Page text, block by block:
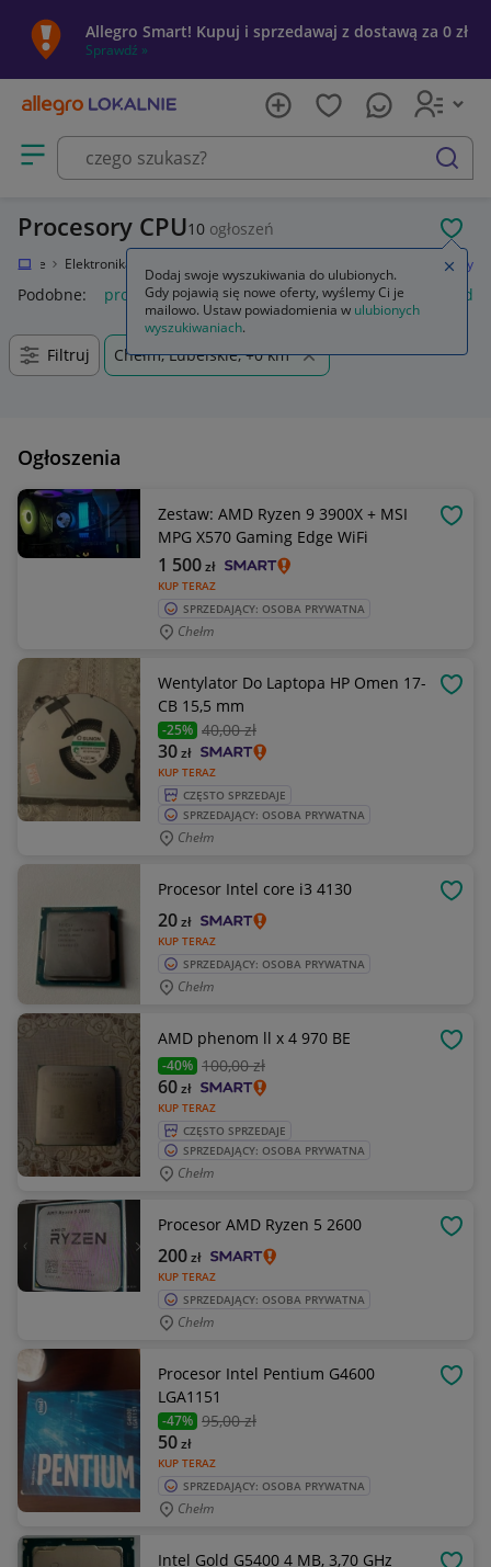
Allegro Smart! Kupuj i sprzedawaj z dostawą za 0 zł
Sprawdź »
Otwórz menu z kategoriami
szukaj
Procesory CPU10 ogłoszeń
Elektronika Procesory
Podobne: procesor procesory efekty preampy procesor
Filtruj Chełm, Lubelskie, +0 km
Ogłoszenia
Zestaw: AMD Ryzen 9 3900X + MSI
MPG X570 Gaming Edge WiFi
KUP TERAZ
1 500zł
SPRZEDAJĄCY: OSOBA PRYWATNA
Chełm
Wentylator Do Laptopa HP Omen 17-
CB 15,5 mm
-25% 40,00 zł
KUP TERAZ
30zł
CZĘSTO SPRZEDAJE
SPRZEDAJĄCY: OSOBA PRYWATNA
Chełm
Procesor Intel core i3 4130
KUP TERAZ
20zł
SPRZEDAJĄCY: OSOBA PRYWATNA
Chełm
AMD phenom ll x 4 970 BE
-40% 100,00 zł
KUP TERAZ
60zł
CZĘSTO SPRZEDAJE
SPRZEDAJĄCY: OSOBA PRYWATNA
Chełm
Procesor AMD Ryzen 5 2600
KUP TERAZ
200zł
SPRZEDAJĄCY: OSOBA PRYWATNA
Chełm
Procesor Intel Pentium G4600
LGA1151
-47% 95,00 zł
KUP TERAZ
50zł
SPRZEDAJĄCY: OSOBA PRYWATNA
Chełm
Intel Gold G5400 4 MB, 3,70 GHz
Dodaj swoje wyszukiwania do ulubionych.
Gdy pojawią się nowe oferty, wyślemy Ci je
mailowo. Ustaw powiadomienia w ulubionych
wyszukiwaniach.